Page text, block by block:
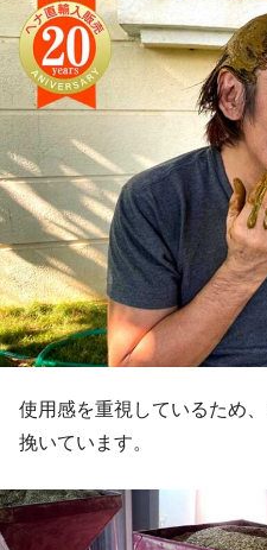
使用感を重視しているため
挽いています。